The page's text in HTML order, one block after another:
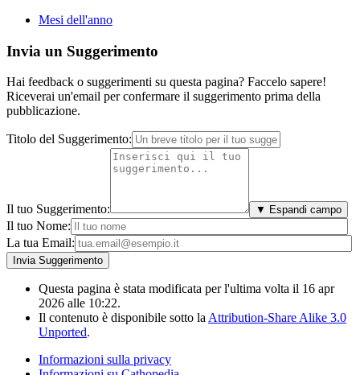
Mesi dell'anno
Invia un Suggerimento
Hai feedback o suggerimenti su questa pagina? Faccelo sapere!
Riceverai un'email per confermare il suggerimento prima della
pubblicazione.
Titolo del Suggerimento:
Il tuo Suggerimento: ▼ Espandi campo
Il tuo Nome:
La tua Email:
Questa pagina è stata modificata per l'ultima volta il 16 apr
2026 alle 10:22.
Il contenuto è disponibile sotto la Attribution-Share Alike 3.0
Unported.
Informazioni sulla privacy